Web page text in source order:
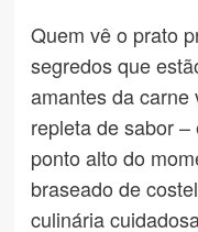
Quem vê o prato
segredos que
amantes da carne
repleta de sabor
ponto alto do
braseado de
culinária